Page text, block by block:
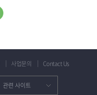
사업문의 Contact Us